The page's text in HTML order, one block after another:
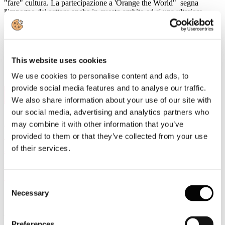
This website uses cookies
We use cookies to personalise content and ads, to
provide social media features and to analyse our traffic.
We also share information about your use of our site with
our social media, advertising and analytics partners who
may combine it with other information that you’ve
provided to them or that they’ve collected from your use
of their services.
Selection
Necessary
"fare" cultura. La partecipazione a 'Orange the World" segna
l'impegno del settore anche in questo ambito ed e' una ulteriore
modalita' per promuovere un cambiamento culturale su temi
essenziali a livello sociale. #UNWomen
Nov, 2024
“L’imballaggio sostenibile: la filiera della
carta dopo il PPWR” al Paper District a
Ecomondo: quali opportunità e
Ecomondo, la conferenza di apertura del
dal titolo: